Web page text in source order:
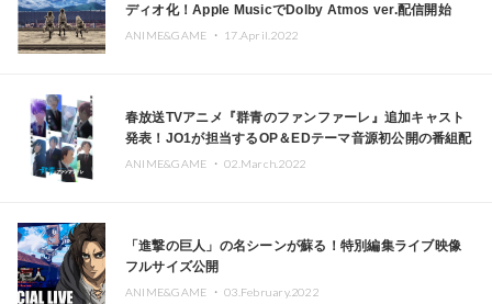
ディオ化！Apple MusicでDolby Atmos ver.配信開始
ANIME&GAME ・ 17.April.2022
春放送TVアニメ『群青のファンファーレ』追加キャスト
発表！JO1が担当するOP＆EDテーマ音源初公開の番組配
信決定
ANIME&GAME ・02.March.2022
「進撃の巨人」の名シーンが蘇る！特別編集ライブ映像
フルサイズ公開
ANIME&GAME ・03.February.2022